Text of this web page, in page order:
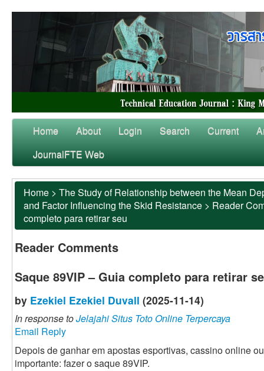
Home About Login Search Current
JournalFTE Web
Home > The Study of Relationship between the Mean
and Factor Influencing the Skid Resistance > Reader
completo para retirar seu
Reader Comments
Saque 89VIP – Guia completo para retirar
by Ezekiel Ezekiel Duvall (2025-11-14)
In response toJelajahi Situs Toto Online Terpercaya
Email Reply
Depois de ganhar em apostas esportivas, cassino online
importante: fazer o saque 89VIP.